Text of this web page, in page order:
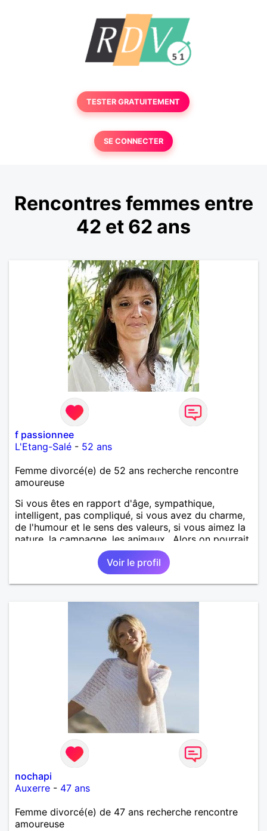
TESTER GRATUITEMENT
SE CONNECTER
Rencontres femmes entre
42 et 62 ans
f passionnee
L'Etang-Salé - 52 ans
Femme divorcé(e) de 52 ans recherche rencontre
amoureuse
Si vous êtes en rapport d'âge, sympathique,
intelligent, pas compliqué, si vous avez du charme,
de l'humour et le sens des valeurs, si vous aimez la
nature, la campagne, les animaux.. Alors on pourrait
s'entendre, du coup n'hésitez pas à me contacter.
Voir le profil
nochapi
Auxerre - 47 ans
Femme divorcé(e) de 47 ans recherche rencontre
amoureuse